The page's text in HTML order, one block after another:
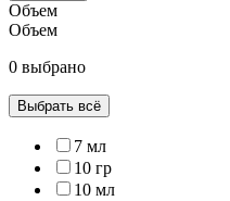
Объем
Объем
0 выбрано
Выбрать всё
7 мл
10 гр
10 мл